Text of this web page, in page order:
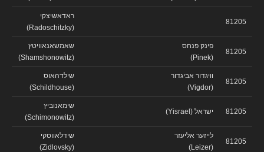
81205
ראדאשיצקי
(Radoschitzky)
81205
פינק פנחס
(Pinek)
שאמשאנאוויטץ
(Shamshonowitz)
81205
וויגדור אביגדור
(Vigdor)
שילדהאוס
(Schildhouse)
81205 ישראל (Yisrael)
שימאנוביץ
(Schimonowitz)
81205
לייזער אליעזר
(Leizer)
שידלאווסקי
(Zidlovsky)